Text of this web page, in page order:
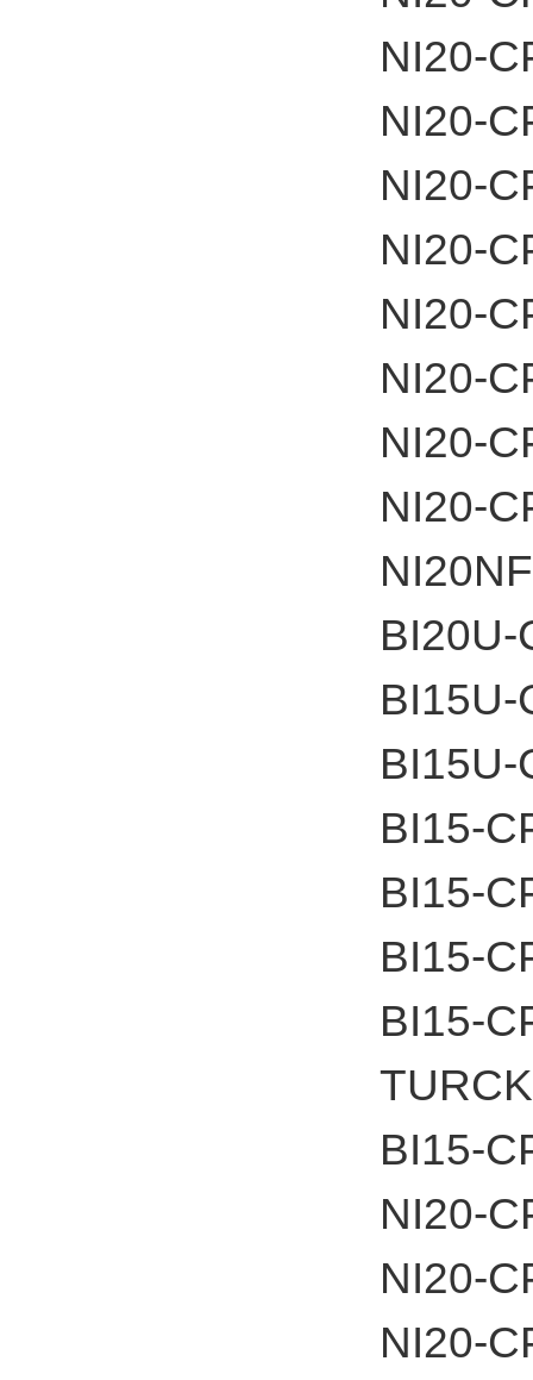
NI20-
NI20-
NI20-
NI20-
NI20-
NI20-
NI20-
NI20-
BI20U-
BI15U-
BI15U-
BI15-
BI15-
BI15-
BI15-
BI15-
NI20-
NI20-
NI20-